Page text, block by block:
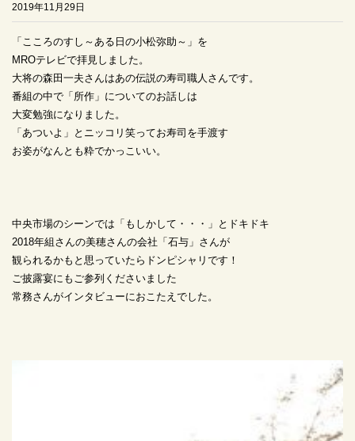
2019年11月29日
「こころのすし～ある日の小松弥助～」を
MROテレビで拝見しました。
大将の森田一夫さんはあの伝説の寿司職人さんです。
番組の中で「所作」についてのお話しは
大変勉強になりました。
「あついよ」とニッコリ笑ってお寿司を手渡す
お姿がなんとも粋でかっこいい。
中央市場のシーンでは「もしかして・・・」とドキドキ
2018年組さんの美穂さんの会社「石与」さんが
観られるかもと思っていたらドンピシャリです！
ご披露宴にもご参列くださいました
常務さんがインタビューにおこたえでした。